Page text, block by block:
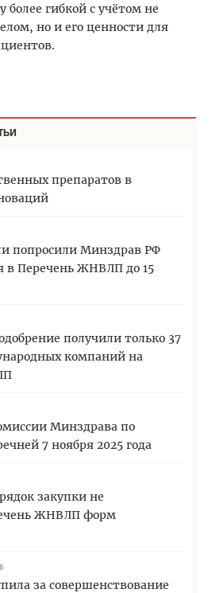
гибкой с учётом не
но и его ценности для
препаратов в
попросили Минздрав РФ
в Перечень ЖНВЛП до 15
получили только 37
компаний на
Минздрава по
7 ноября 2025 года
закупки не
ЖНВЛП форм
за совершенствование